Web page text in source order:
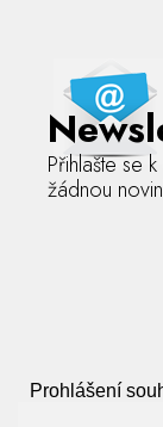
Přihlašte se
žádnou
Prohlášení